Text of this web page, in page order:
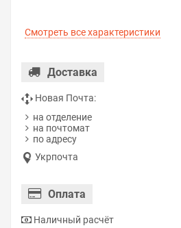
Смотреть все характеристики
Доставка
Новая Почта:
на отделение
на почтомат
по адресу
Укрпочта
Оплата
Наличный расчёт